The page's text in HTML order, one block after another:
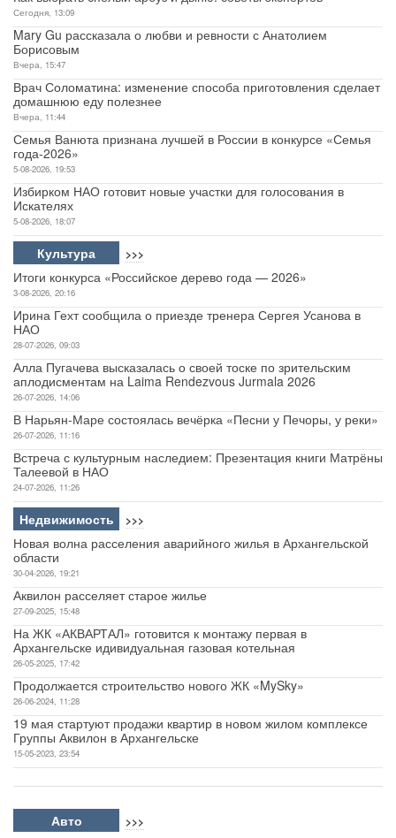
Сегодня, 13:09
Mary Gu рассказала о любви и ревности с Анатолием
Борисовым
Вчера, 15:47
Врач Соломатина: изменение способа приготовления сделает
домашнюю еду полезнее
Вчера, 11:44
Семья Ванюта признана лучшей в России в конкурсе «Семья
года-2026»
5-08-2026, 19:53
Избирком НАО готовит новые участки для голосования в
Искателях
5-08-2026, 18:07
Культура >>>
Итоги конкурса «Российское дерево года — 2026»
3-08-2026, 20:16
Ирина Гехт сообщила о приезде тренера Сергея Усанова в
НАО
28-07-2026, 09:03
Алла Пугачева высказалась о своей тоске по зрительским
аплодисментам на Laima Rendezvous Jurmala 2026
26-07-2026, 14:06
В Нарьян-Маре состоялась вечёрка «Песни у Печоры, у реки»
26-07-2026, 11:16
Встреча с культурным наследием: Презентация книги Матрёны
Талеевой в НАО
24-07-2026, 11:26
Недвижимость >>>
Новая волна расселения аварийного жилья в Архангельской
области
30-04-2026, 19:21
Аквилон расселяет старое жилье
27-09-2025, 15:48
На ЖК «АКВАРТАЛ» готовится к монтажу первая в
Архангельске идивидуальная газовая котельная
26-05-2025, 17:42
Продолжается строительство нового ЖК «MySky»
26-06-2024, 11:28
19 мая стартуют продажи квартир в новом жилом комплексе
Группы Аквилон в Архангельске
15-05-2023, 23:54
Авто >>>